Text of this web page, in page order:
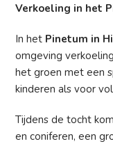
Verkoeling in het
In het Pinetum in
omgeving
het groen met een
kinderen als voor
Tijdens de tocht
en coniferen, een